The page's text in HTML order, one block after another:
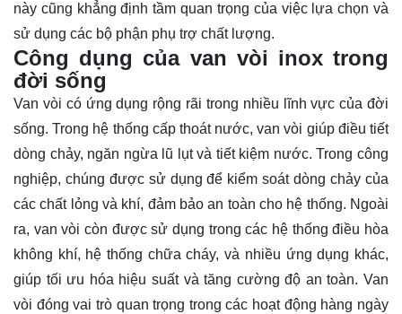
này cũng khẳng định tầm quan trọng của việc lựa chọn và
sử dụng các bộ phận phụ trợ chất lượng.
Công dụng của van vòi inox trong
đời sống
Van vòi có ứng dụng rộng rãi trong nhiều lĩnh vực của đời
sống. Trong hệ thống cấp thoát nước, van vòi giúp điều tiết
dòng chảy, ngăn ngừa lũ lụt và tiết kiệm nước. Trong công
nghiệp, chúng được sử dụng để kiểm soát dòng chảy của
các chất lỏng và khí, đảm bảo an toàn cho hệ thống. Ngoài
ra, van vòi còn được sử dụng trong các hệ thống điều hòa
không khí, hệ thống chữa cháy, và nhiều ứng dụng khác,
giúp tối ưu hóa hiệu suất và tăng cường độ an toàn. Van
vòi đóng vai trò quan trọng trong các hoạt động hàng ngày